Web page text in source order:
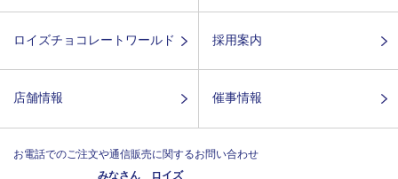
ロイズチョコレートワールド 採用案内
店舗情報 催事情報
お電話でのご注文や通信販売に関するお問い合わせ
みなさん ロイズ